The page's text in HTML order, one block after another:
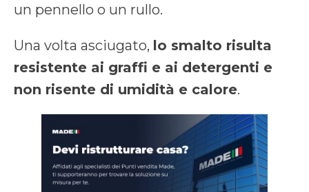
un pennello o un rullo.
Una volta asciugato, lo smalto risulta
resistente ai graffi e ai detergenti e
non risente di umidità e calore.